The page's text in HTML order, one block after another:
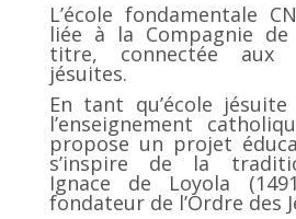
L’école fondamentale
liée à la Compagnie
titre, connectée aux
jésuites.
En tant qu’école
l’enseignement
propose un projet
s’inspire de la
Ignace de Loyola
fondateur de l’Ordre des